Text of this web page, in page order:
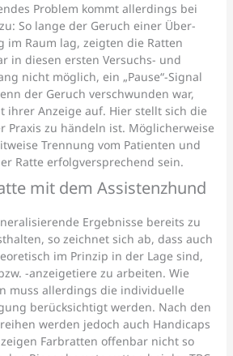
Problem kommt allerdings bei
So lange der Geruch einer Über-
im Raum lag, zeigten die Ratten
in diesen ersten Versuchs- und
nicht möglich, ein „Pause“-Signal
der Geruch verschwunden war,
ihrer Anzeige auf. Hier stellt sich die
Praxis zu händeln ist. Möglicherweise
Trennung vom Patienten und
Ratte erfolgversprechend sein.
mit dem Assistenzhund
Ergebnisse bereits zu
so zeichnet sich ab, dass auch
im Prinzip in der Lage sind,
-anzeigetiere zu arbeiten. Wie
muss allerdings die individuelle
berücksichtigt werden. Nach den
werden jedoch auch Handicaps
Farbratten offenbar nicht so